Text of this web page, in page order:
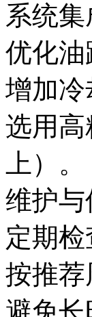
系统集
优化
增加
选用高
上）。
维护与
定期
按推